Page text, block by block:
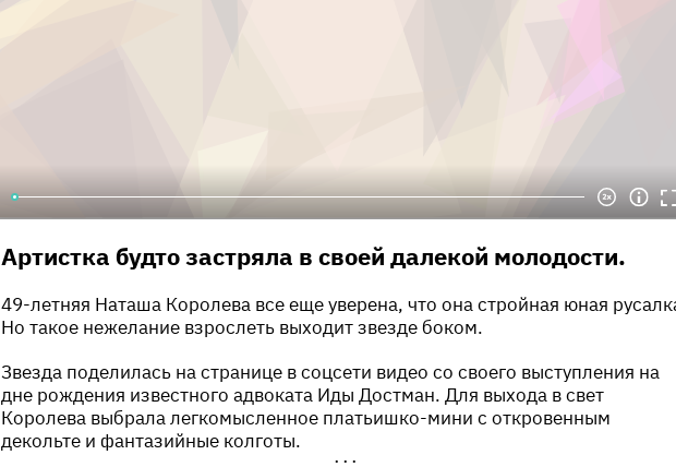
Артистка будто застряла в своей далекой молодости.
49-летняя Наташа Королева все еще уверена, что она стройная юная
Но такое нежелание взрослеть выходит звезде боком.
Звезда поделилась на странице в соцсети видео со своего выступления на
дне рождения известного адвоката Иды Достман. Для выхода в свет
Королева выбрала легкомысленное платьишко-мини с откровенным
декольте и фантазийные колготы.
•••